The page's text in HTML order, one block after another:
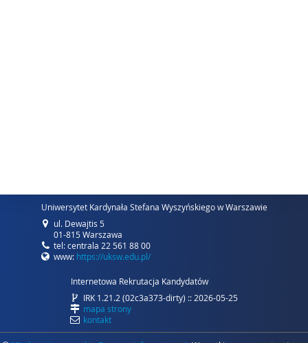
Uniwersytet Kardynała Stefana Wyszyńskiego w Warszawie
ul. Dewajtis 5
01-815 Warszawa
tel: centrala 22 561 88 00
www: https://uksw.edu.pl/
Internetowa Rekrutacja Kandydatów
IRK 1.21.2 (02c3a373-dirty) :: 2026-05-25
mapa strony
kontakt